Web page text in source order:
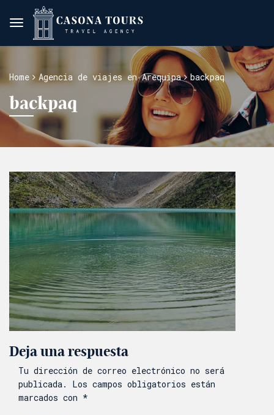
Home Agencia de viajes en Arequipa backpaq
backpaq
Deja una respuesta
Tu dirección de correo electrónico no será
publicada.
Los campos obligatorios están
marcados con *